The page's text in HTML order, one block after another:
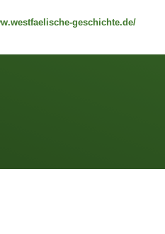
geschichte.de/